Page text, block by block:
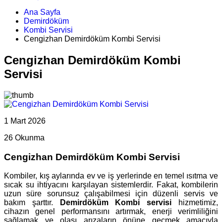
Ana Sayfa
Demirdöküm
Kombi Servisi
Cengizhan Demirdöküm Kombi Servisi
Cengizhan Demirdöküm Kombi
Servisi
1 Mart 2026
26 Okunma
Cengizhan Demirdöküm Kombi Servisi
Kombiler, kış aylarında ev ve iş yerlerinde en temel ısıtma ve
sıcak su ihtiyacını karşılayan sistemlerdir. Fakat, kombilerin
uzun süre sorunsuz çalışabilmesi için düzenli servis ve
bakım şarttır.
Demirdöküm Kombi servisi hizmetimiz,
cihazın genel performansını artırmak, enerji verimliliğini